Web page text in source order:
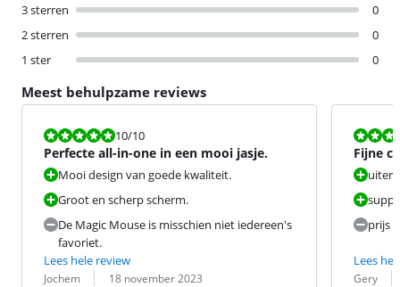
3 sterren
0
2 sterren
0
1 ster
0
Meest behulpzame reviews
Beoordeling is 10 van de 10.
10/10
Perfecte all-in-one in een mooi jasje.
Mooi design van goede kwaliteit.
Groot en scherp scherm.
De Magic Mouse is misschien niet iedereen's
favoriet.
Lees hele review
Beoordeling door:
Jochem
Datum: 18 november 2023
Fijne
prijs
Lees
Gery
Datum: